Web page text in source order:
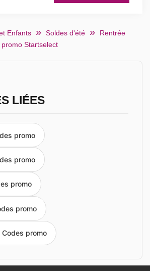
Enfants Soldes d'été
Rentrée
Startselect
LIÉES
promo
promo
promo
promo
Codes promo